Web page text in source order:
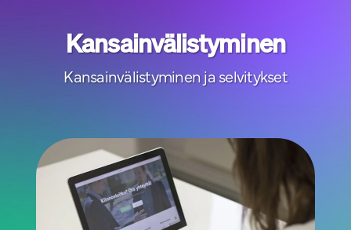
Kansainvälistyminen
Kansainvälistyminen ja selvitykset